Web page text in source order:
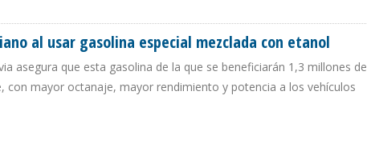
al usar gasolina especial mezclada con etanol
asegura que esta gasolina de la que se beneficiarán 1,3 millones de
mayor octanaje, mayor rendimiento y potencia a los vehículos